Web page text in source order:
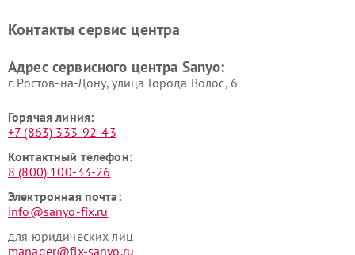
Контакты сервис центра
Адрес сервисного центра Sanyo:
г. Ростов-на-Дону, улица Города Волос, 6
Горячая линия:
+7 (863) 333-92-43
Контактный телефон:
8 (800) 100-33-26
Электронная почта:
info@sanyo-fix.ru
для юридических лиц
manager@fix-sanyo.ru